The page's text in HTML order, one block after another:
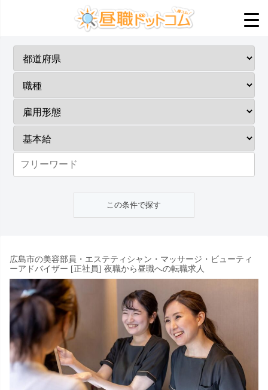
広島市の美容部員・エステティシャン・マッサージ・ビューティ
ーアドバイザー [正社員] 夜職から昼職への転職求人